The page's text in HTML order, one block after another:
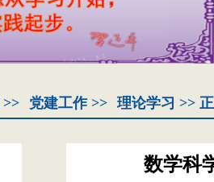
>> 党建工作>> 理论学习 >>
数学科